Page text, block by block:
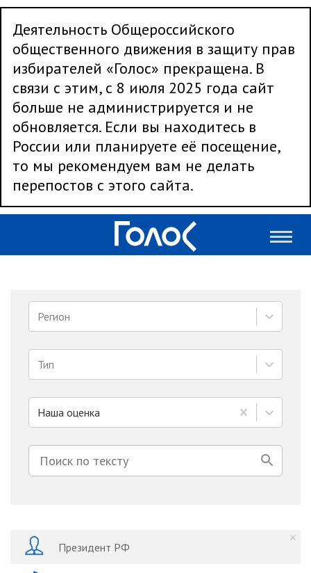
Деятельность Общероссийского
общественного движения в защиту прав
избирателей «Голос» прекращена. В
связи с этим, с 8 июля 2025 года сайт
больше не администрируется и не
обновляется. Если вы находитесь в
России или планируете её посещение,
то мы рекомендуем вам не делать
перепостов с этого сайта.
Регион
Тип
Наша оценка
Президент РФ